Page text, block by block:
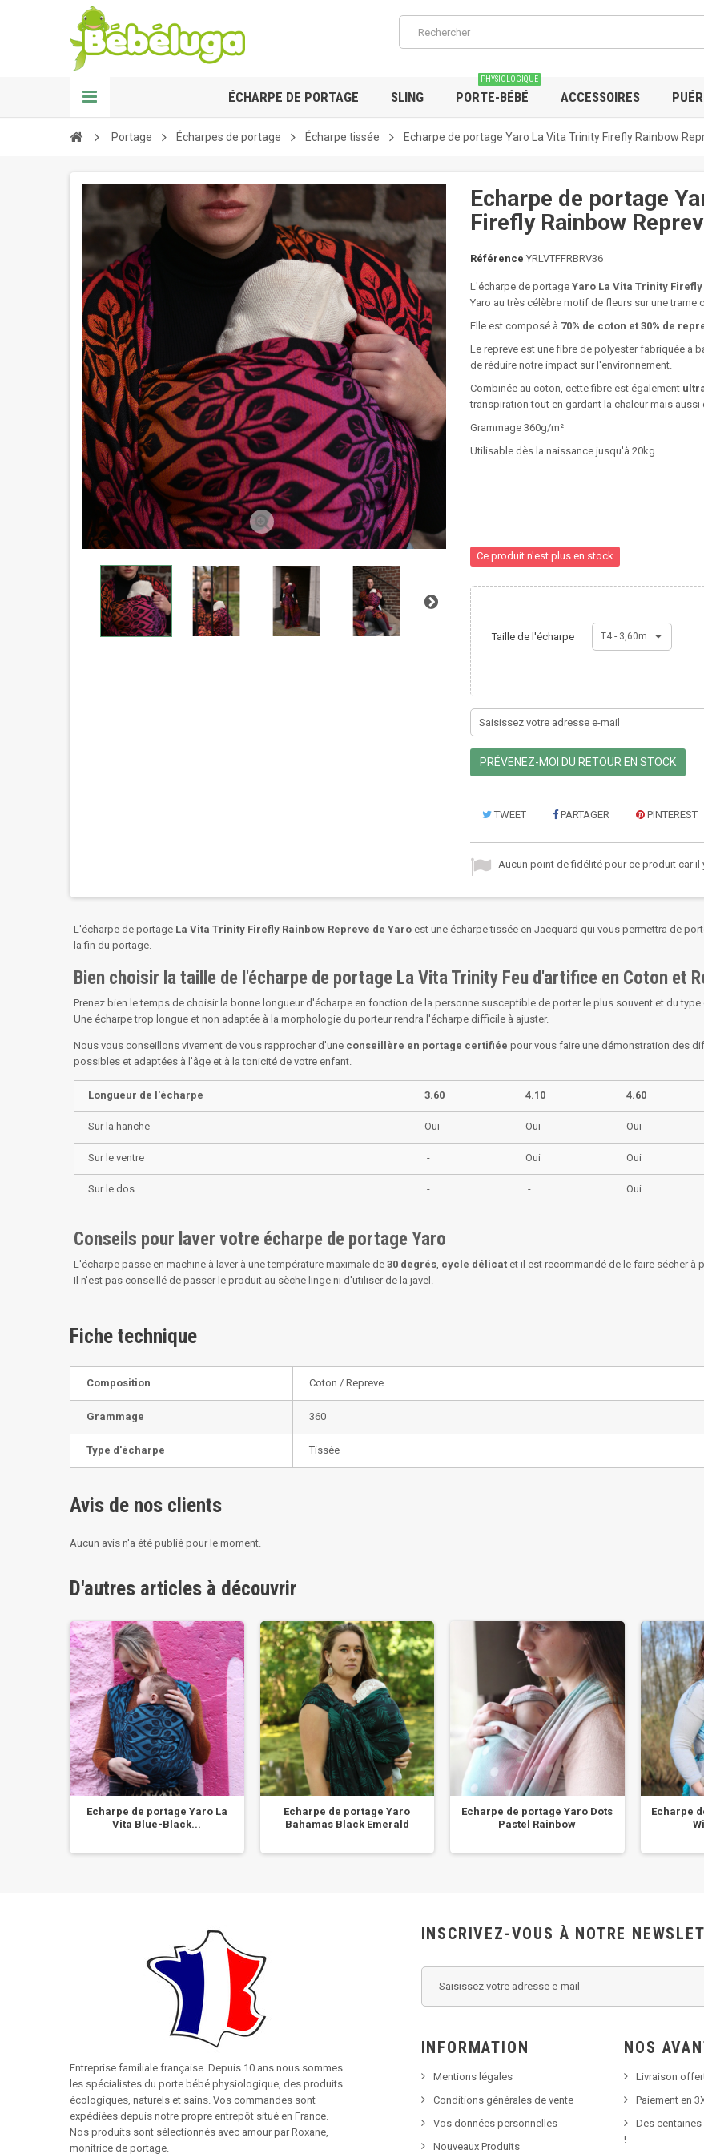
ÉCHARPE DE PORTAGE SLING PORTE-BÉBÉ
PHYSIOLOGIQUE
ACCESSOIRES
Portage Écharpes de portage Écharpe tissée Echarpe de portage Yaro La Vita Trinity Firefly Rainbow
Echarpe de portage
Firefly Rainbow
Référence YRLVTFFRBRV36
L'écharpe de portage Yaro La Vita Trinity
Yaro au très célèbre motif de fleurs sur une trame
Elle est composé à 70% de coton et 30% de
Le repreve est une fibre de polyester fabriquée à
de réduire notre impact sur l'environnement.
Combinée au coton, cette fibre est également
transpiration tout en gardant la chaleur mais
Grammage 360g/m²
Utilisable dès la naissance jusqu'à 20kg.
Ce produit n'est plus en stock
Taille de l'écharpe T4 - 3,60m
PRÉVENEZ-MOI DU RETOUR EN STOCK
TWEET PARTAGER PINTEREST
Aucun point de fidélité pour ce produit car il
L'écharpe de portage La Vita Trinity Firefly Rainbow Repreve de Yaro est une écharpe tissée en Jacquard qui vous permettra de
la fin du portage.
Bien choisir la taille de l'écharpe de portage La Vita Trinity Feu d'artifice en Coton et
Prenez bien le temps de choisir la bonne longueur d'écharpe en fonction de la personne susceptible de porter le plus souvent et du
Une écharpe trop longue et non adaptée à la morphologie du porteur rendra l'écharpe difficile à ajuster.
Nous vous conseillons vivement de vous rapprocher d'une conseillère en portage certifiée pour vous faire une démonstration des
possibles et adaptées à l'âge et à la tonicité de votre enfant.
Longueur de l'écharpe 3.60 4.10 4.60
Sur la hanche Oui Oui Oui
Sur le ventre - Oui Oui
Sur le dos - - Oui
Conseils pour laver votre écharpe de portage Yaro
L'écharpe passe en machine à laver à une température maximale de 30 degrés, cycle délicat et il est recommandé de le faire sécher à
Il n'est pas conseillé de passer le produit au sèche linge ni d'utiliser de la javel.
Fiche technique
Composition Coton / Repreve
Grammage 360
Type d'écharpe Tissée
Avis de nos clients
Aucun avis n'a été publié pour le moment.
D'autres articles à découvrir
Echarpe de portage Yaro La
Vita Blue-Black...
Echarpe de portage Yaro
Bahamas Black Emerald
Echarpe de portage Yaro Dots
Pastel Rainbow
Echarpe
Entreprise familiale française. Depuis 10 ans nous sommes
les spécialistes du porte bébé physiologique, des produits
écologiques, naturels et sains. Vos commandes sont
expédiées depuis notre propre entrepôt situé en France.
Nos produits sont sélectionnés avec amour par Roxane,
monitrice de portage.
INSCRIVEZ-VOUS À NOTRE
INFORMATION
Mentions légales
Conditions générales de vente
Vos données personnelles
Nouveaux Produits
NOS
Livraison
Paiement en
Des
!